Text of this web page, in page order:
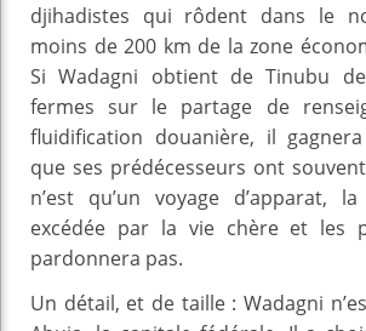
djihadistes qui rôdent dans le
moins de 200 km de la zone
Si Wadagni obtient de Tinubu
fermes sur le partage de
fluidification douanière, il
que ses prédécesseurs ont
n’est qu’un voyage d’apparat,
excédée par la vie chère et les
pardonnera pas.
Un détail, et de taille : Wadagni